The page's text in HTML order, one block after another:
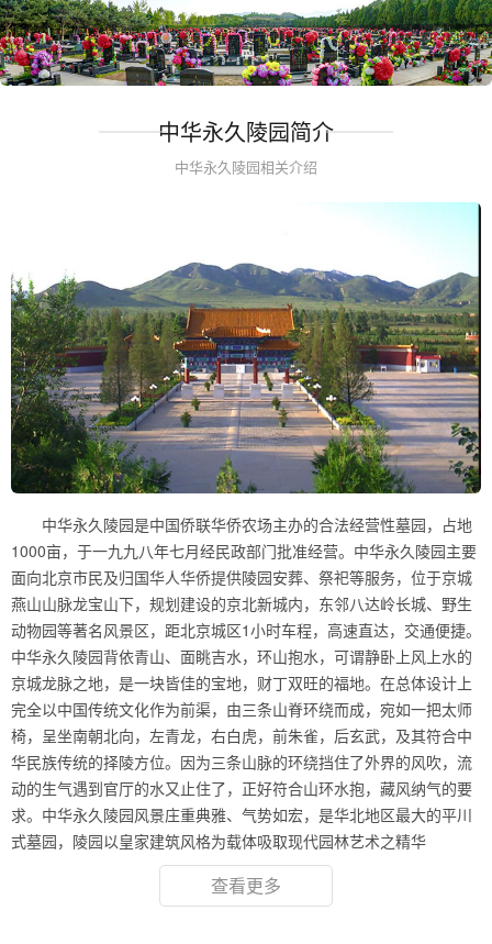
中华永久陵园简介
中华永久陵园相关介绍
中华永久陵园是中国侨联华侨农场主办的合法经营性墓园，占地
1000亩，于一九九八年七月经民政部门批准经营。中华永久陵园主要
面向北京市民及归国华人华侨提供陵园安葬、祭祀等服务，位于京城
燕山山脉龙宝山下，规划建设的京北新城内，东邻八达岭长城、野生
动物园等著名风景区，距北京城区1小时车程，高速直达，交通便捷。
中华永久陵园背依青山、面眺吉水，环山抱水，可谓静卧上风上水的
京城龙脉之地，是一块皆佳的宝地，财丁双旺的福地。在总体设计上
完全以中国传统文化作为前渠，由三条山脊环绕而成，宛如一把太师
椅，呈坐南朝北向，左青龙，右白虎，前朱雀，后玄武，及其符合中
华民族传统的择陵方位。因为三条山脉的环绕挡住了外界的风吹，流
动的生气遇到官厅的水又止住了，正好符合山环水抱，藏风纳气的要
求。中华永久陵园风景庄重典雅、气势如宏，是华北地区最大的平川
式墓园，陵园以皇家建筑风格为载体吸取现代园林艺术之精华
查看更多